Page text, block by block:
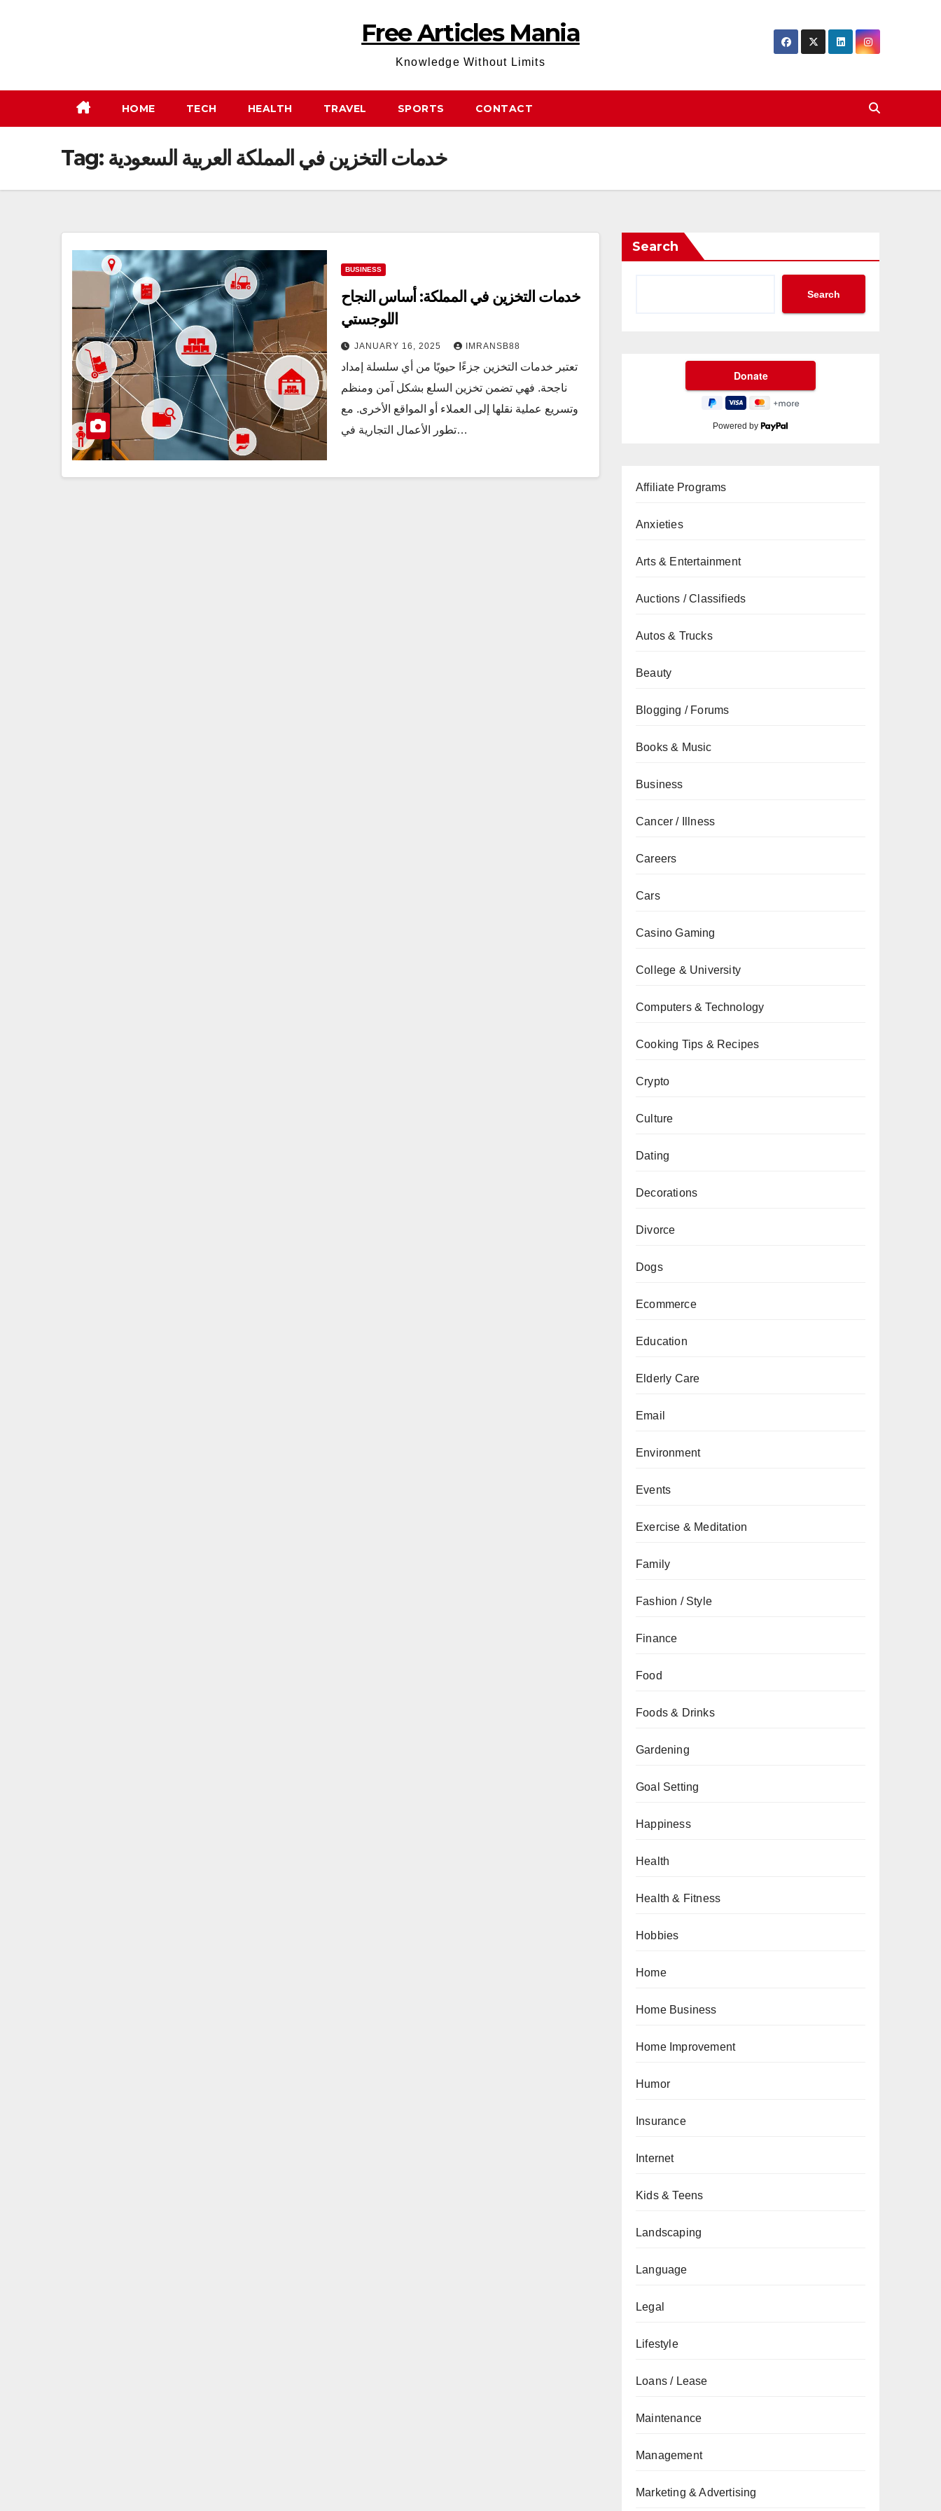
Free Articles Mania
Knowledge Without Limits
HOME TECH HEALTH TRAVEL SPORTS CONTACT
Tag: خدمات التخزين في المملكة العربية السعودية
BUSINESS
خدمات التخزين في المملكة: أساس النجاح
اللوجستي
JANUARY 16, 2025 IMRANSB88
تعتبر خدمات التخزين جزءًا حيويًا من أي سلسلة إمداد
ناجحة. فهي تضمن تخزين السلع بشكل آمن ومنظم
وتسريع عملية نقلها إلى العملاء أو المواقع الأخرى. مع
تطور الأعمال التجارية في…
Search
Search
Powered by
Affiliate Programs
Anxieties
Arts & Entertainment
Auctions / Classifieds
Autos & Trucks
Beauty
Blogging / Forums
Books & Music
Business
Cancer / Illness
Careers
Cars
Casino Gaming
College & University
Computers & Technology
Cooking Tips & Recipes
Crypto
Culture
Dating
Decorations
Divorce
Dogs
Ecommerce
Education
Elderly Care
Email
Environment
Events
Exercise & Meditation
Family
Fashion / Style
Finance
Food
Foods & Drinks
Gardening
Goal Setting
Happiness
Health
Health & Fitness
Hobbies
Home
Home Business
Home Improvement
Humor
Insurance
Internet
Kids & Teens
Landscaping
Language
Legal
Lifestyle
Loans / Lease
Maintenance
Management
Marketing & Advertising